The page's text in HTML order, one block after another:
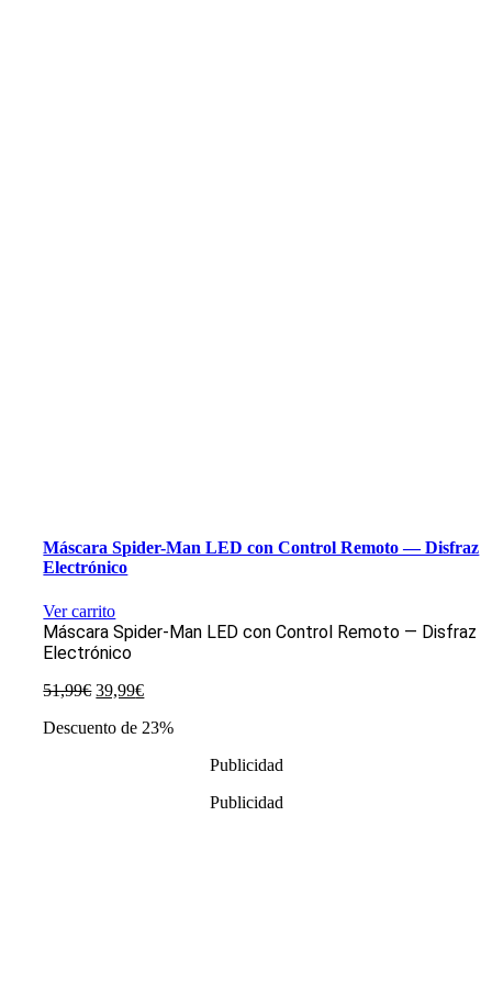
Máscara Spider-Man LED con Control Remoto — Disfraz
Electrónico
Ver carrito
Máscara Spider-Man LED con Control Remoto — Disfraz
Electrónico
51,99€ El
original
39,99€El
actual
Descuento de 23%
Publicidad
Publicidad